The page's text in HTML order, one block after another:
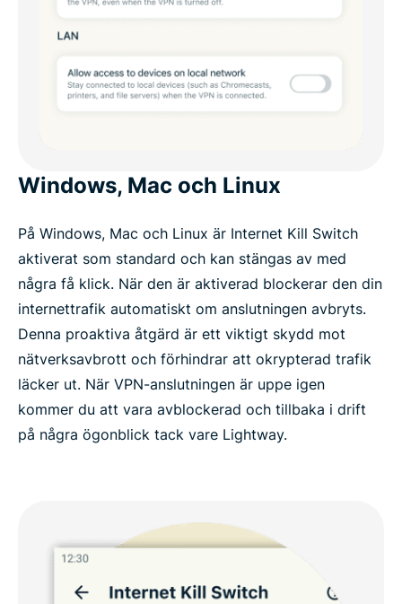
Windows, Mac och Linux
På Windows, Mac och Linux är Internet Kill Switch
aktiverat som standard och kan stängas av med
några få klick. När den är aktiverad blockerar den din
internettrafik automatiskt om anslutningen avbryts.
Denna proaktiva åtgärd är ett viktigt skydd mot
nätverksavbrott och förhindrar att okrypterad trafik
läcker ut. När VPN-anslutningen är uppe igen
kommer du att vara avblockerad och tillbaka i drift
på några ögonblick tack vare Lightway.